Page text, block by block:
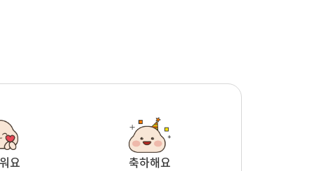
요
축하해요